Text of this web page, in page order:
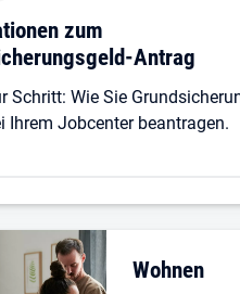
zum
Antrag
Schritt: Wie Sie
Ihrem Jobcenter beantragen.
Wohnen